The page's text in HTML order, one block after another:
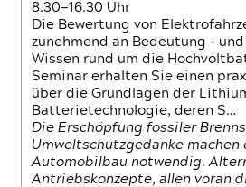
8.30—16.30 Uhr
Die Bewertung von
zunehmend an Bedeutung –
Wissen rund um die
Seminar erhalten Sie einen
über die Grundlagen der
Batterietechnologie, deren S…
Die Erschöpfung fossiler
Umweltschutzgedanke machen
Automobilbau notwendig.
Antriebskonzepte, allen voran